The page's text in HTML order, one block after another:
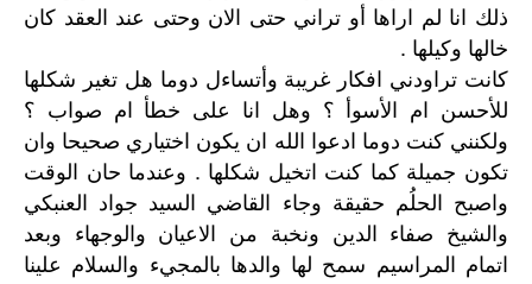
ذلك انا لم اراها أو تراني حتى الان وحتى عند العقد كان
خالها وكيلها .
كانت تراودني افكار غريبة وأتساءل دوما هل تغير شكلها
للأحسن ام الأسوأ ؟ وهل انا على خطأ ام صواب ؟
ولكنني كنت دوما ادعوا الله ان يكون اختياري صحيحا وان
تكون جميلة كما كنت اتخيل شكلها . وعندما حان الوقت
واصبح الحلُم حقيقة وجاء القاضي السيد جواد العنبكي
والشيخ صفاء الدين ونخبة من الاعيان والوجهاء وبعد
اتمام المراسيم سمح لها والدها بالمجيء والسلام علينا